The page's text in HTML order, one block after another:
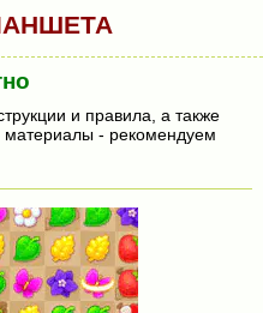
и правила, а также
материалы - рекомендуем